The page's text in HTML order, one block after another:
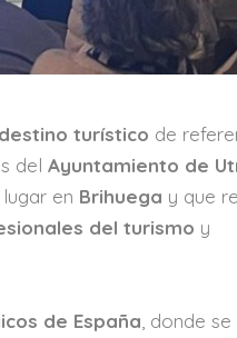
destino turístico de
delAyuntamiento de
en Brihuega y que
del turismo y
de España , donde se